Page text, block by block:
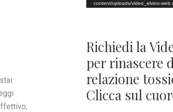
a
y
e
r
content/uploads/video_elvino-
Richiedi la
per rinascere
relazione
Clicca sul